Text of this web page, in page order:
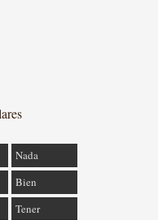
Nada
Bien
Tener